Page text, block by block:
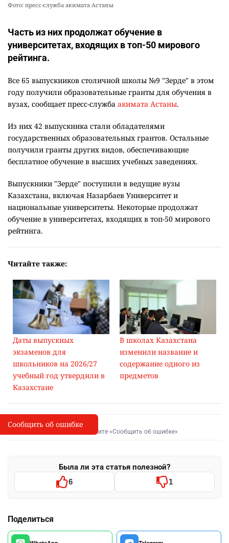
Фото: пресс-служба акимата Астаны
Часть из них продолжат обучение в
университетах, входящих в топ-50 мирового
рейтинга.
Все 65 выпускников столичной школы №9 "Зерде" в этом
году получили образовательные гранты для обучения в
вузах, сообщает пресс-служба акимата Астаны.
Из них 42 выпускника стали обладателями
государственных образовательных грантов. Остальные
получили гранты других видов, обеспечивающие
бесплатное обучение в высших учебных заведениях.
Выпускники "Зерде" поступили в ведущие вузы
Казахстана, включая Назарбаев Университет и
национальные университеты. Некоторые продолжат
обучение в университетах, входящих в топ-50 мирового
рейтинга.
Читайте также:
Даты выпускных
экзаменов для
школьников на 2026/27
учебный год утвердили в
Казахстане
В школах Казахстана
изменили название и
содержание одного из
предметов
I
Сообщить об опечатке
Выделите фрагмент и нажмите «Сообщить об ошибке»
Была ли эта статья полезной?
6 1
Поделиться
Сообщить об ошибке